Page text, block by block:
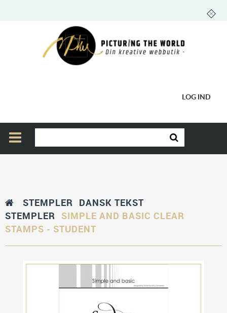
LOG IND
STEMPLER DANSK TEKST
STEMPLER SIMPLE AND BASIC CLEAR
STAMPS - STUDENT